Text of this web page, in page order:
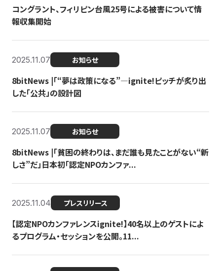
コングラント、フィリピン台風25号による被害について情
報収集開始
2025.11.07 お知らせ
8bitNews |「“夢は政策になる”—ignite!ピッチが炙り出
した「公共」の設計図
2025.11.07 お知らせ
8bitNews |「貧困の終わりは、まだ誰も見たことがない“新
しさ”だ」日本初「認定NPOカンファ...
2025.11.04 プレスリリース
【認定NPOカンファレンスignite!】40名以上のゲストによ
るプログラム・セッションを公開。11...